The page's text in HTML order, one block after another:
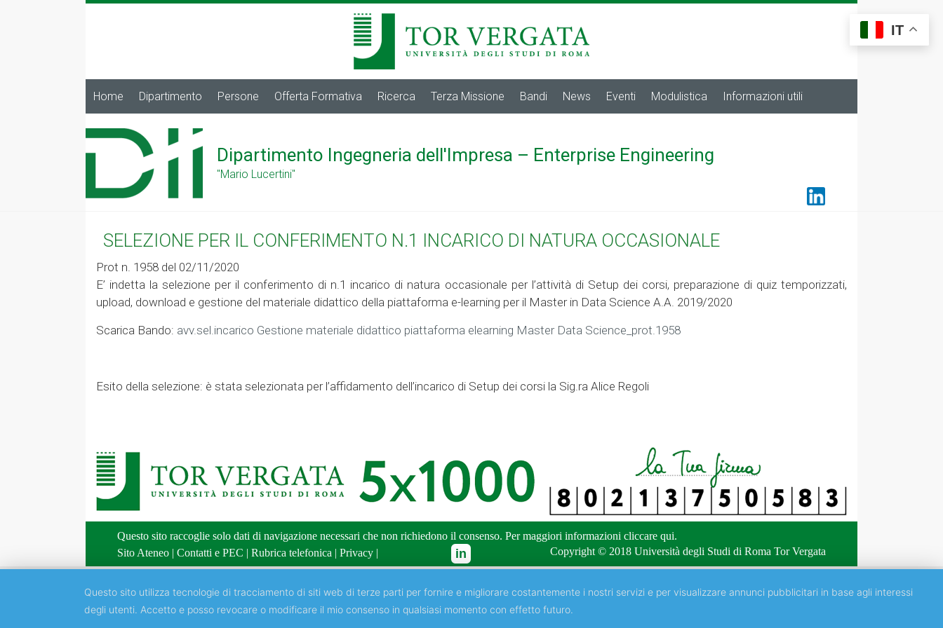
Home Dipartimento Persone Offerta Formativa Ricerca Terza Missione Bandi News Eventi Modulistica Informazioni utili
Dipartimento Ingegneria dell'Impresa – Enterprise Engineering
"Mario Lucertini"
SELEZIONE PER IL CONFERIMENTO N.1 INCARICO DI NATURA OCCASIONALE
Prot n. 1958 del 02/11/2020
E’ indetta la selezione per il conferimento di n.1 incarico di natura occasionale per l’attività di Setup dei corsi, preparazione di quiz temporizzati,
upload, download e gestione del materiale didattico della piattaforma e-learning per il Master in Data Science A.A. 2019/2020
Scarica Bando: avv.sel.incarico Gestione materiale didattico piattaforma elearning Master Data Science_prot.1958
Esito della selezione: è stata selezionata per l’affidamento dell’incarico di Setup dei corsi la Sig.ra Alice Regoli
Questo sito raccoglie solo dati di navigazione necessari che non richiedono il consenso. Per maggiori informazioni cliccare qui.
Sito Ateneo | Contatti e PEC | Rubrica telefonica | Privacy | Copyright © 2018 Università degli Studi di Roma Tor Vergata
IT
Questo sito utilizza tecnologie di tracciamento di siti web di terze parti per fornire e migliorare costantemente i nostri servizi e per visualizzare annunci pubblicitari in base agli interessi
degli utenti. Accetto e posso revocare o modificare il mio consenso in qualsiasi momento con effetto futuro.